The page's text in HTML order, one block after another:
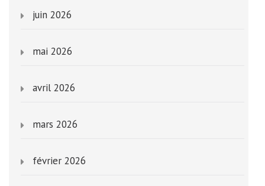
juin 2026
mai 2026
avril 2026
mars 2026
février 2026